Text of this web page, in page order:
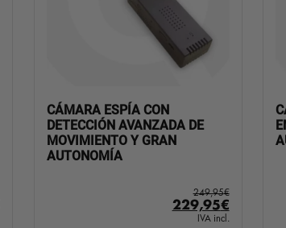
CÁMARA ESPÍA CON
DETECCIÓN AVANZADA DE
MOVIMIENTO Y GRAN
AUTONOMÍA
249,95€
El
precio
229,95€El
precio
IVA incl.